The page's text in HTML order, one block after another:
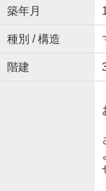
築年月
種別 / 構造
階建